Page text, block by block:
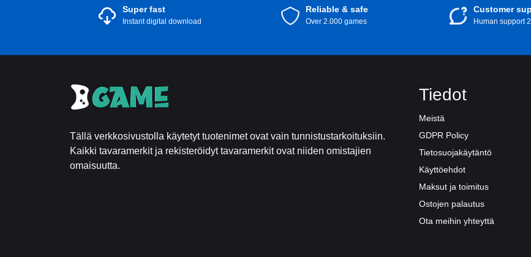
Super fast
Instant digital download
Reliable & safe
Over 2.000 games
Customer
Human support
Tällä verkkosivustolla käytetyt tuotenimet ovat vain tunnistustarkoituksiin.
Kaikki tavaramerkit ja rekisteröidyt tavaramerkit ovat niiden omistajien
omaisuutta.
Tiedot
Meistä
GDPR Policy
Tietosuojakäytäntö
Käyttöehdot
Maksut ja toimitus
Ostojen palautus
Ota meihin yhteyttä